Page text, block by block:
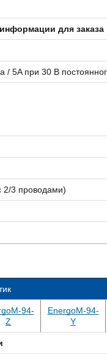
для заказа
/ 5A при 30 В
2/3 проводами)
94-
Z
EnergoM-94-
Y